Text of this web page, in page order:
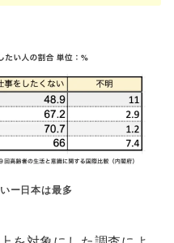
ー日本は最多